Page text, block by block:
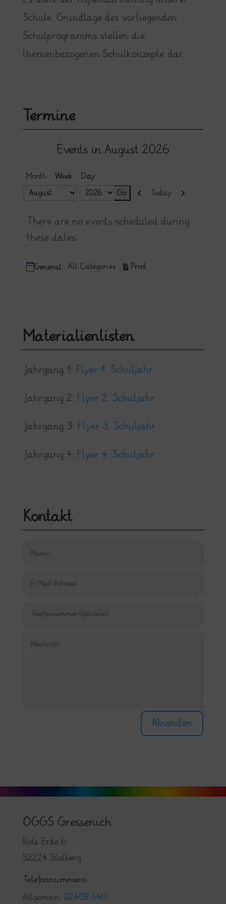
Schule. Grundlage des vorliegenden
Schulprogramms stellen die
themenbezogenen Schulkonzepte dar.
Termine
Events in August 2026
Month Week Day
Month
Year
Previous
Today Next
There are no events scheduled during
these dates.
Categories
General All Categories PrintView
Materialienlisten
Jahrgang 1: Flyer 1. Schuljahr
Jahrgang 2: Flyer 2. Schuljahr
Jahrgang 3: Flyer 3. Schuljahr
Jahrgang 4: Flyer 4. Schuljahr
Kontakt
Absenden
OGGS Gressenich
Rote Erde 6
52224 Stolberg
Telefonnummern:
Allgemein: 02409 440